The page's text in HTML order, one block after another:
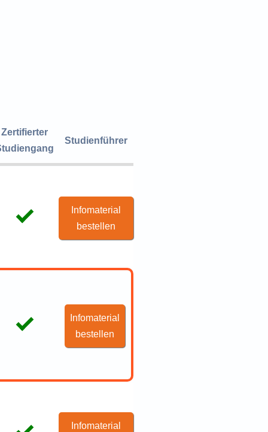
Zertifierter
Studienführer
Infomaterial
bestellen
Infomaterial
bestellen
Infomaterial